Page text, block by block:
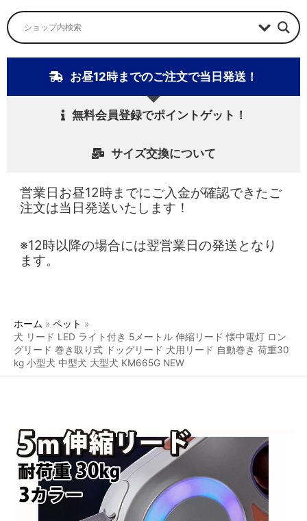
ュ
お昼12時までのご注文で当日発送！
無料会員登録でポイントゲット！
サイズ交換について
営業日お昼12時までにご入金が確認できたご
注文は当日発送いたします！
※12時以降の場合には翌営業日の発送となり
ます。
ホーム
ペット
犬 リード LED ライト付き 5メートル 伸縮リード 懐中電灯 ロン
グリード 巻き取り式 ドッグリード 犬用リード 自動巻き 荷重30
kg 小型犬 中型犬 大型犬 KM665G NEW